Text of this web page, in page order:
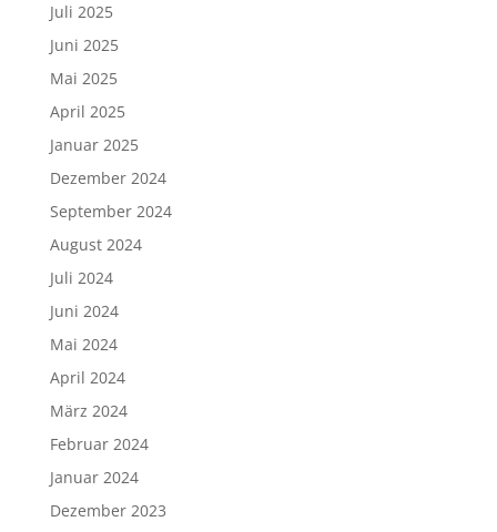
Juli 2025
Juni 2025
Mai 2025
April 2025
Januar 2025
Dezember 2024
September 2024
August 2024
Juli 2024
Juni 2024
Mai 2024
April 2024
März 2024
Februar 2024
Januar 2024
Dezember 2023